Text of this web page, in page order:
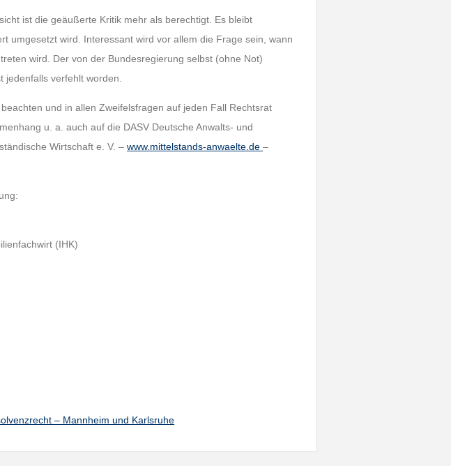
ist die geäußerte Kritik mehr als berechtigt. Es bleibt
umgesetzt wird. Interessant wird vor allem die Frage sein, wann
wird. Der von der Bundesregierung selbst (ohne Not)
jedenfalls verfehlt worden.
und in allen Zweifelsfragen auf jeden Fall Rechtsrat
u. a. auch auf die DASV Deutsche Anwalts- und
Wirtschaft e. V. –www.mittelstands-anwaelte.de –
(IHK)
– Mannheim und Karlsruhe